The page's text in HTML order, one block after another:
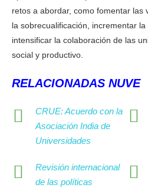
retos a abordar, como fomentar las
la sobrecualificación, incrementar
intensificar la colaboración de las
social y productivo.
RELACIONADAS NUVE
CRUE: Acuerdo con la
Asociación India de
Universidades
Revisión internacional
de las políticas